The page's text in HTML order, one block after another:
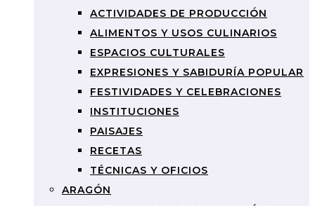
ACTIVIDADES DE PRODUCCIÓN
ALIMENTOS Y USOS CULINARIOS
ESPACIOS CULTURALES
EXPRESIONES Y SABIDURÍA POPULAR
FESTIVIDADES Y CELEBRACIONES
INSTITUCIONES
PAISAJES
RECETAS
TÉCNICAS Y OFICIOS
ARAGÓN